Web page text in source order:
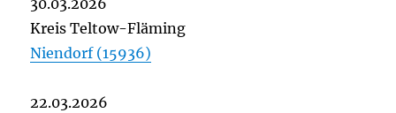
30.03.2026
Kreis Teltow-Fläming
Niendorf (15936)
22.03.2026